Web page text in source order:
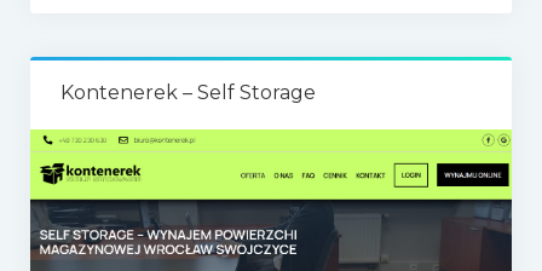
Kontenerek – Self Storage